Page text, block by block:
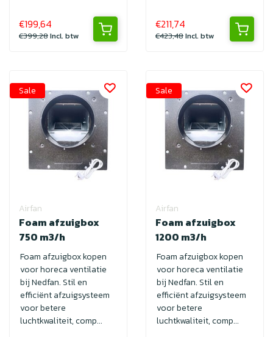
€199,64
€399,28Incl. btw
€211,74
€423,48Incl. btw
Airfan
Foam afzuigbox
750 m3/h
Foam afzuigbox kopen
voor horeca ventilatie
bij Nedfan. Stil en
efficiënt afzuigsysteem
voor betere
luchtkwaliteit, comp...
Sale
Airfan
Foam afzuigbox
1200 m3/h
Foam afzuigbox kopen
voor horeca ventilatie
bij Nedfan. Stil en
efficiënt afzuigsysteem
voor betere
luchtkwaliteit, comp...
Sale